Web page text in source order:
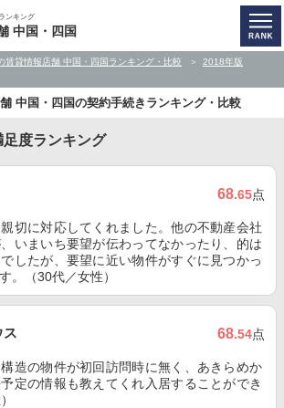
ンキング
中国・四国
賃貸情報店舗 中国・四国ランキング・比較
2018年版
舗 中国・四国の契約手続きランキング・比較
度ランキング
68.65点
切に対応してくれました。他の不動産会社
いまいち要望が伝わってなかったり、的は
したが、要望に近い物件がすぐに見つかっ
。（30代／女性）
ス 68.54点
造の物件が初回訪問時に無く、あきらめか
定の情報も教えてくれ入居することができ